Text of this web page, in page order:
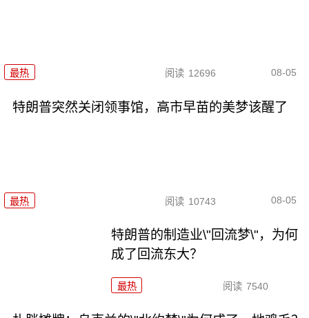
最热 阅读 12696 08-05
特朗普突然关闭领事馆，高市早苗的美梦该醒了
最热 阅读 10743 08-05
特朗普的制造业\"回流梦\"，为何
成了回流东大？
最热 阅读 7540